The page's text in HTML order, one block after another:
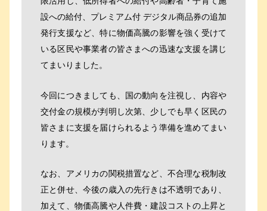
設への給付、プレミアム付 デジタル商品券の追加
発行支援など、特に物価高騰の影響を強く受けて
いる区民や事業者の皆さまへの迅速な支援を講じ
てまいりました。
今回につきましても、国の動向を注視し、内容や
交付金の規模が判明し次第、少しでも早く区民の
皆さまに支援を届けられるよう準備を進めてまい
ります。
なお、アメリカの関税措置など、不合理な税制改
正と併せ、今後の歳入の先行きは不透明であり、
加えて、物価高騰や人件費・建設コストの上昇と